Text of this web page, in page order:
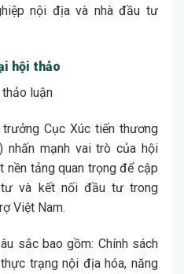
nội địa và nhà đầu tư
hội thảo
luận
Cục Xúc tiến thương
nhấn mạnh vai trò của hội
nền tảng quan trọng để cập
và kết nối đầu tư trong
Việt Nam.
sắc bao gồm: Chính sách
trạng nội địa hóa, năng